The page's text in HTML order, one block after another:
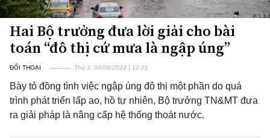
Hai Bộ trưởng đưa lời giải cho bài
toán “đô thị cứ mưa là ngập úng”
ĐỐI THOẠI Thứ 3, 04/06/2024 | 12:01
Bày tỏ đồng tình việc ngập úng đô thị một phần do quá
trình phát triển lấp ao, hồ tự nhiên, Bộ trưởng TN&MT đưa
ra giải pháp là nâng cấp hệ thống thoát nước.